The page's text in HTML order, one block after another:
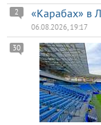
«Карабах» в
2
06.08.2026, 19:17
30